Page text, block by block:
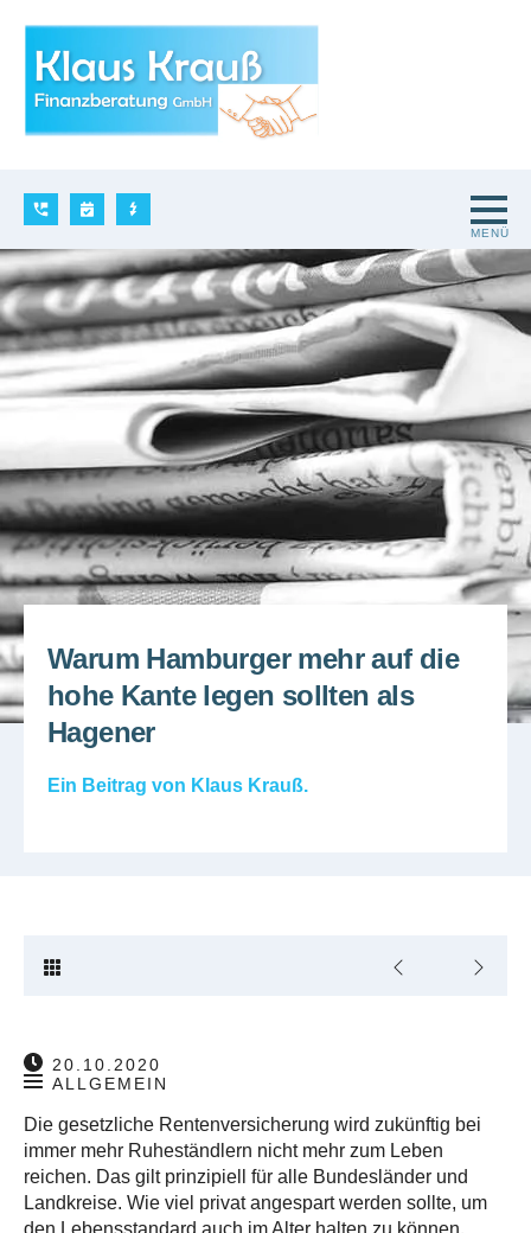
Warum Hamburger mehr auf die
hohe Kante legen sollten als
Hagener
Ein Beitrag von Klaus Krauß.
20.10.2020
ALLGEMEIN
Die gesetzliche Rentenversicherung wird zukünftig bei
immer mehr Ruheständlern nicht mehr zum Leben
reichen. Das gilt prinzipiell für alle Bundesländer und
Landkreise. Wie viel privat angespart werden sollte, um
den Lebensstandard auch im Alter halten zu können,